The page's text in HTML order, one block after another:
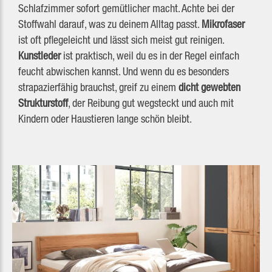
Schlafzimmer sofort gemütlicher macht. Achte bei der
Stoffwahl darauf, was zu deinem Alltag passt. Mikrofaser
ist oft pflegeleicht und lässt sich meist gut reinigen.
Kunstlederist praktisch, weil du es in der Regel einfach
feucht abwischen kannst. Und wenn du es besonders
strapazierfähig brauchst, greif zu einem dicht gewebten
Strukturstoff, der Reibung gut wegsteckt und auch mit
Kindern oder Haustieren lange schön bleibt.